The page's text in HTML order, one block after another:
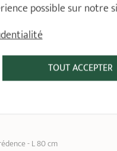
03/2026 parMICHÈLE M
- L 100 cm
- L 80 cm
possible sur notre
TOUT ACCEPTER